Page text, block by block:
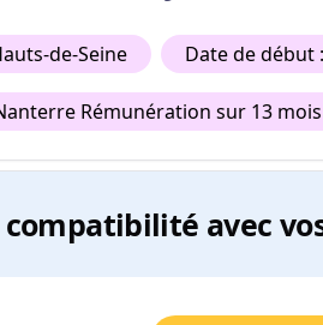
de-Seine Date de début
Rémunération sur 13
compatibilité avec